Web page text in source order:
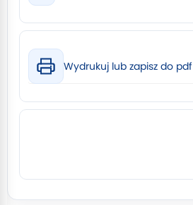
Wydrukuj lub zapisz do pdf